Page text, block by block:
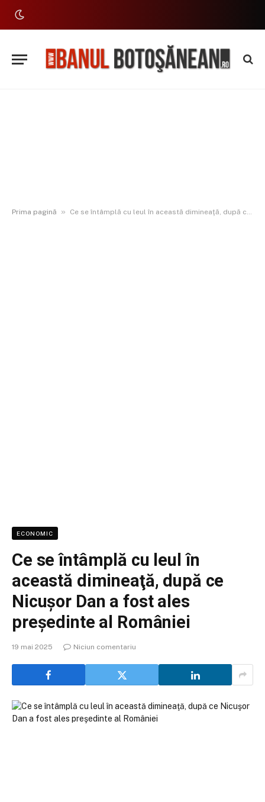
Prima pagină » Ce se întâmplă cu leul în această dimineaţă, după ce Nicuşor Dan a fost ales preşedinte al României
ECONOMIC
Ce se întâmplă cu leul în
această dimineaţă, după ce
Nicuşor Dan a fost ales
preşedinte al României
19 mai 2025 Niciun comentariu